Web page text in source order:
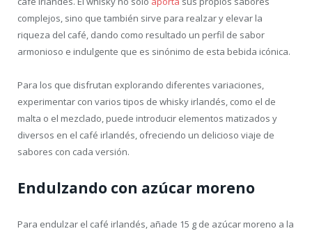
complejos, sino que también sirve para realzar y elevar la
riqueza del café, dando como resultado un perfil de sabor
armonioso e indulgente que es sinónimo de esta bebida icónica.
Para los que disfrutan explorando diferentes variaciones,
experimentar con varios tipos de whisky irlandés, como el de
malta o el mezclado, puede introducir elementos matizados y
diversos en el café irlandés, ofreciendo un delicioso viaje de
sabores con cada versión.
Endulzando con azúcar moreno
Para endulzar el café irlandés, añade 15 g de azúcar moreno a la